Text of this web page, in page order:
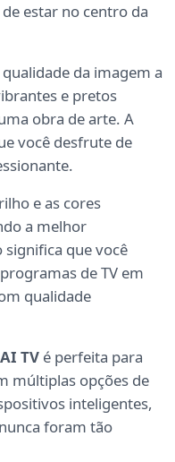
estar no centro da
qualidade da imagem a
e pretos
obra de arte. A
você desfrute de
e as cores
a melhor
significa que você
de TV em
qualidade
TV é perfeita para
múltiplas opções de
inteligentes,
foram tão